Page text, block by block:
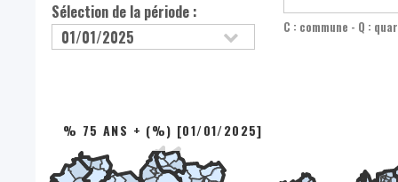
Sélection de la période :
C : commune - Q :
% 75 ANS + (%) [01/01/2025]